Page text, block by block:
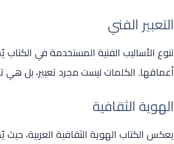
التعبير الفني
تنوع الأساليب الفنية المستخدمة في
أعماقها. الكلمات ليست مجرد تعبير، بل
الهوية الثقافية
يعكس الكتاب الهوية الثقافية العربية،